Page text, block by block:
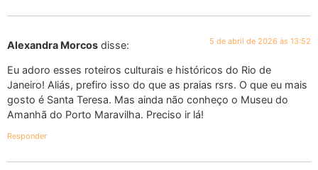
Alexandra Morcos disse: 5 de abril de 2026 às 13:52
Eu adoro esses roteiros culturais e históricos do Rio de
Janeiro! Aliás, prefiro isso do que as praias rsrs. O que eu mais
gosto é Santa Teresa. Mas ainda não conheço o Museu do
Amanhã do Porto Maravilha. Preciso ir lá!
Responder